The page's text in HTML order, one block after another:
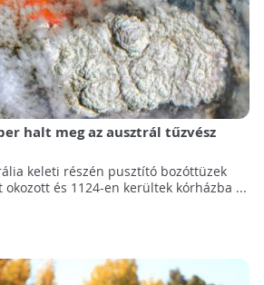
halt meg az ausztrál tűzvész
keleti részén pusztító bozóttüzek
és 1124-en kerültek kórházba ...